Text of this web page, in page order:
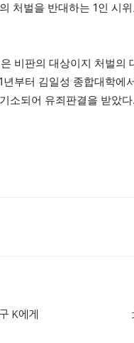
처벌을 반대하는 1인 시
비판의 대상이지 처벌의
부터 김일성 종합대학에
소되어 유죄판결을 받았다.
K에게